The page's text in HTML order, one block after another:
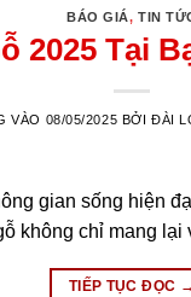
BÁO GIÁ,TIN
2025 Tại
VÀO 08/05/2025 BỞI ĐÀI
gian sống hiện
không chỉ mang
TIẾP TỤC ĐỌC →